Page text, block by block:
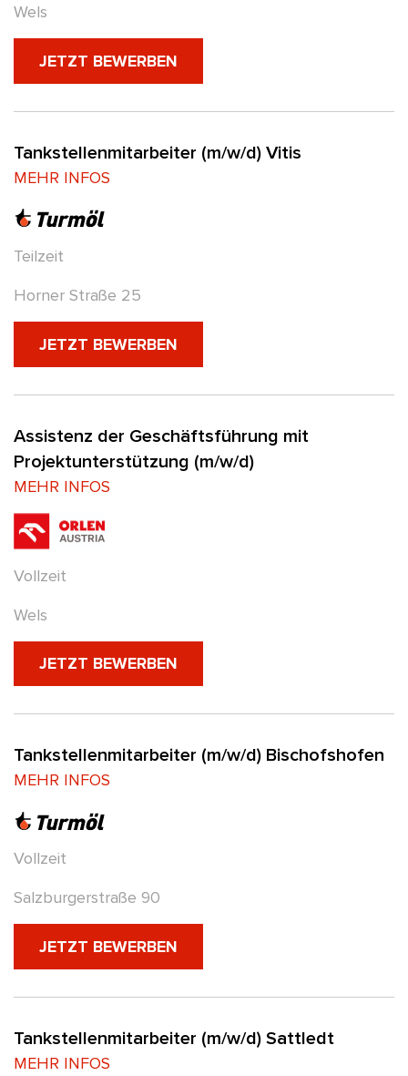
Wels
JETZT BEWERBEN
Tankstellenmitarbeiter (m/w/d) Vitis
MEHR INFOS
Teilzeit
Horner Straße 25
JETZT BEWERBEN
Assistenz der Geschäftsführung mit
Projektunterstützung (m/w/d)
MEHR INFOS
Vollzeit
Wels
JETZT BEWERBEN
Tankstellenmitarbeiter (m/w/d) Bischofshofen
MEHR INFOS
Vollzeit
Salzburgerstraße 90
JETZT BEWERBEN
Tankstellenmitarbeiter (m/w/d) Sattledt
MEHR INFOS